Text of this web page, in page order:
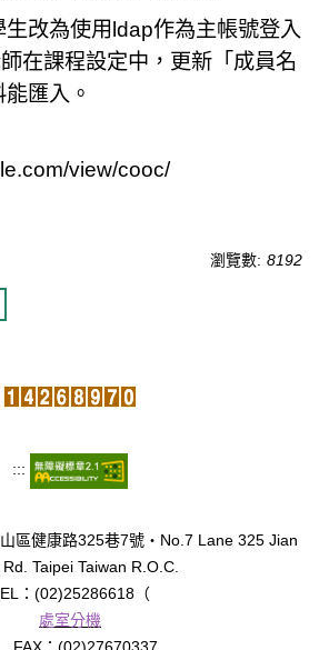
改為使用ldap作為主帳號登入
在課程設定中，更新「成員名
匯入。
view/cooc/
瀏覽數: 8192
:::
區健康路325巷7號‧No.7 Lane 325 Jian
Taipei Taiwan R.O.C.
：(02)25286618（
處室分機
FAX：(02)27670337